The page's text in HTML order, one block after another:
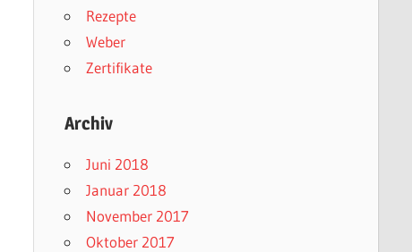
Rezepte
Weber
Zertifikate
Archiv
Juni 2018
Januar 2018
November 2017
Oktober 2017